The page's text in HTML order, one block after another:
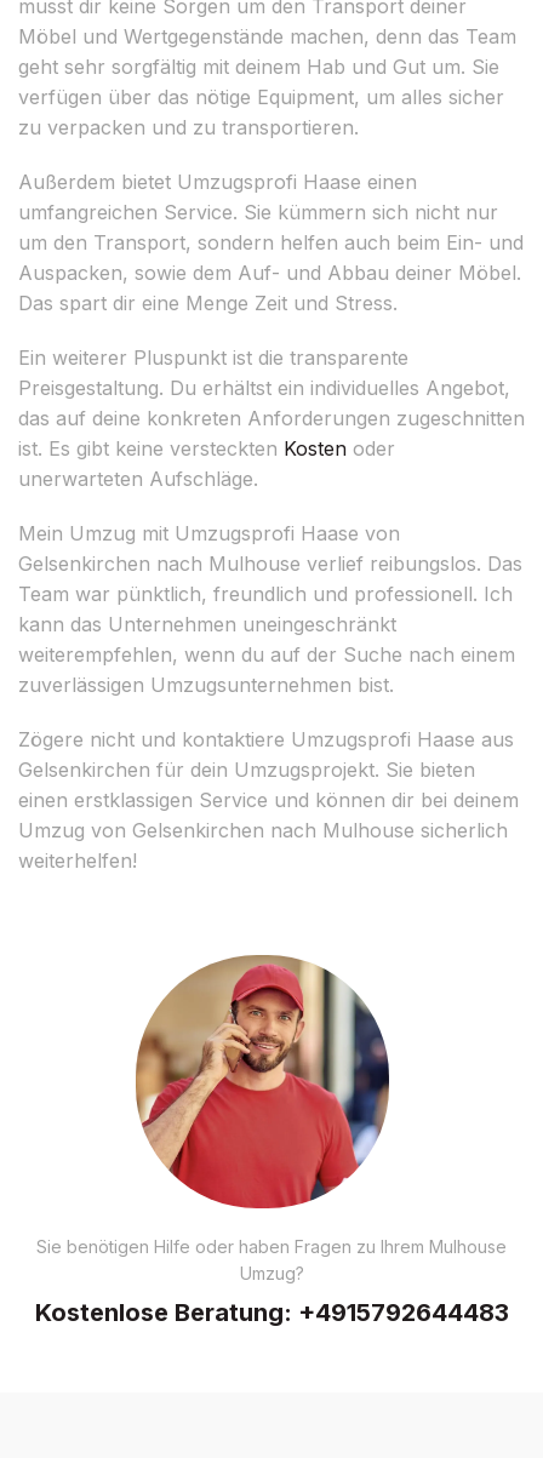
musst dir keine Sorgen um den Transport deiner
Möbel und Wertgegenstände machen, denn das Team
geht sehr sorgfältig mit deinem Hab und Gut um. Sie
verfügen über das nötige Equipment, um alles sicher
zu verpacken und zu transportieren.
Außerdem bietet Umzugsprofi Haase einen
umfangreichen Service. Sie kümmern sich nicht nur
um den Transport, sondern helfen auch beim Ein- und
Auspacken, sowie dem Auf- und Abbau deiner Möbel.
Das spart dir eine Menge Zeit und Stress.
Ein weiterer Pluspunkt ist die transparente
Preisgestaltung. Du erhältst ein individuelles Angebot,
das auf deine konkreten Anforderungen zugeschnitten
ist. Es gibt keine versteckten Kosten oder
unerwarteten Aufschläge.
Mein Umzug mit Umzugsprofi Haase von
Gelsenkirchen nach Mulhouse verlief reibungslos. Das
Team war pünktlich, freundlich und professionell. Ich
kann das Unternehmen uneingeschränkt
weiterempfehlen, wenn du auf der Suche nach einem
zuverlässigen Umzugsunternehmen bist.
Zögere nicht und kontaktiere Umzugsprofi Haase aus
Gelsenkirchen für dein Umzugsprojekt. Sie bieten
einen erstklassigen Service und können dir bei deinem
Umzug von Gelsenkirchen nach Mulhouse sicherlich
weiterhelfen!
Sie benötigen Hilfe oder haben Fragen zu Ihrem Mulhouse
Umzug?
Kostenlose Beratung: +4915792644483